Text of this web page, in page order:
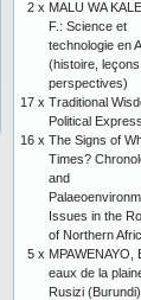
2 x MALU WA
F.: Science et
technologie en
(histoire,
perspectives)
17 x Traditional
Political
16 x The Signs of
Times?
and
Issues in the
of Northern
5 x MPAWENAYO,
eaux de la
Rusizi